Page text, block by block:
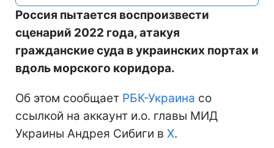
Россия пытается воспроизвести
сценарий 2022 года, атакуя
гражданские суда в украинских портах и
вдоль морского коридора.
Об этом сообщает РБК-Украина со
ссылкой на аккаунт и.о. главы МИД
Украины Андрея Сибиги в Х.